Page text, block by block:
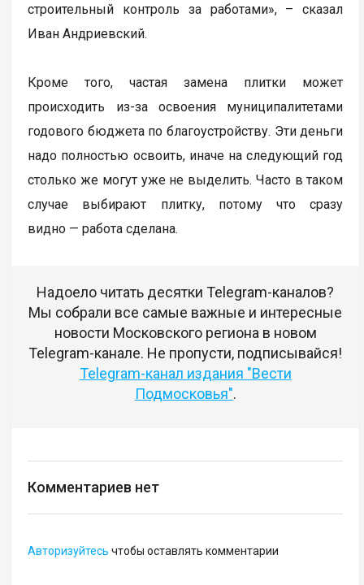
строительный контроль за работами», – сказал
Иван Андриевский.
Кроме того, частая замена плитки может
происходить из-за освоения муниципалитетами
годового бюджета по благоустройству. Эти деньги
надо полностью освоить, иначе на следующий год
столько же могут уже не выделить. Часто в таком
случае выбирают плитку, потому что сразу
видно — работа сделана.
Надоело читать десятки Telegram-каналов?
Мы собрали все самые важные и интересные
новости Московского региона в новом
Telegram-канале. Не пропусти, подписывайся!
Telegram-канал издания "Вести
Подмосковья".
Комментариев нет
Авторизуйтесь чтобы оставлять комментарии